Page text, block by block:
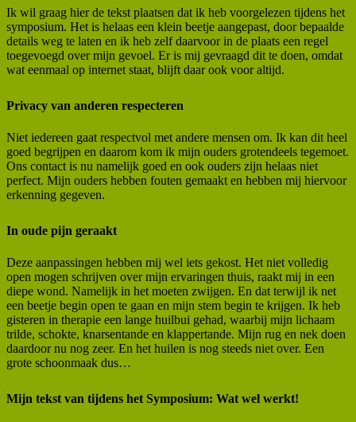
Ik wil graag hier de tekst plaatsen dat ik heb voorgelezen tijdens het
symposium. Het is helaas een klein beetje aangepast, door bepaalde
details weg te laten en ik heb zelf daarvoor in de plaats een regel
toegevoegd over mijn gevoel. Er is mij gevraagd dit te doen, omdat
wat eenmaal op internet staat, blijft daar ook voor altijd.
Privacy van anderen respecteren
Niet iedereen gaat respectvol met andere mensen om. Ik kan dit heel
goed begrijpen en daarom kom ik mijn ouders grotendeels tegemoet.
Ons contact is nu namelijk goed en ook ouders zijn helaas niet
perfect. Mijn ouders hebben fouten gemaakt en hebben mij hiervoor
erkenning gegeven.
In oude pijn geraakt
Deze aanpassingen hebben mij wel iets gekost. Het niet volledig
open mogen schrijven over mijn ervaringen thuis, raakt mij in een
diepe wond. Namelijk in het moeten zwijgen. En dat terwijl ik net
een beetje begin open te gaan en mijn stem begin te krijgen. Ik heb
gisteren in therapie een lange huilbui gehad, waarbij mijn lichaam
trilde, schokte, knarsentande en klappertande. Mijn rug en nek doen
daardoor nu nog zeer. En het huilen is nog steeds niet over. Een
grote schoonmaak dus…
Mijn tekst van tijdens het Symposium: Wat wel werkt!